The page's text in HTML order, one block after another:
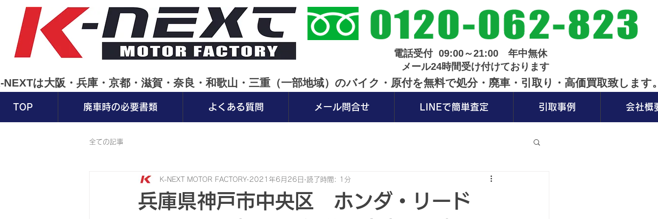
電話受付 09:00～21:00 年中無休
メール24時間受け付けております
NEXTは大阪・兵庫・京都・滋賀・奈良・和歌山・三重（一部地域）のバイク・原付を無料で処分・廃車・引取り・高価買取致します
TOP 廃車時の必要書類 よくある質問 メール問合せ LINEで簡単査定 引取事例 会社概
全ての記事
兵庫県神戸市中央区 ホンダ・リード
K-NEXT MOTOR FACTORY 2021年6月26日 読了時間: 1分